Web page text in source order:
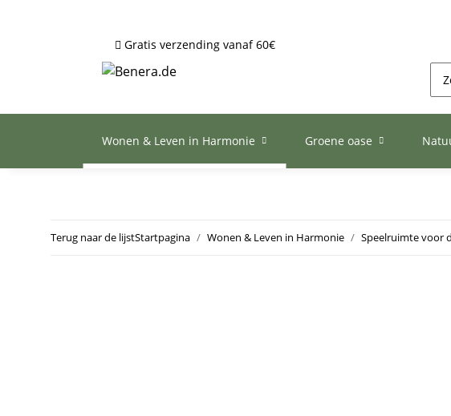
Gratis verzending vanaf 60€
Wonen & Leven in Harmonie Groene oase
Terug naar de lijstStartpagina Wonen & Leven in Harmonie Speelruimte voor